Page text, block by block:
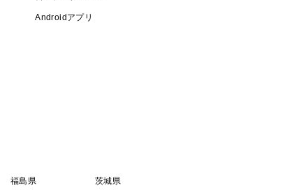
Androidアプリ
福島県 茨城県